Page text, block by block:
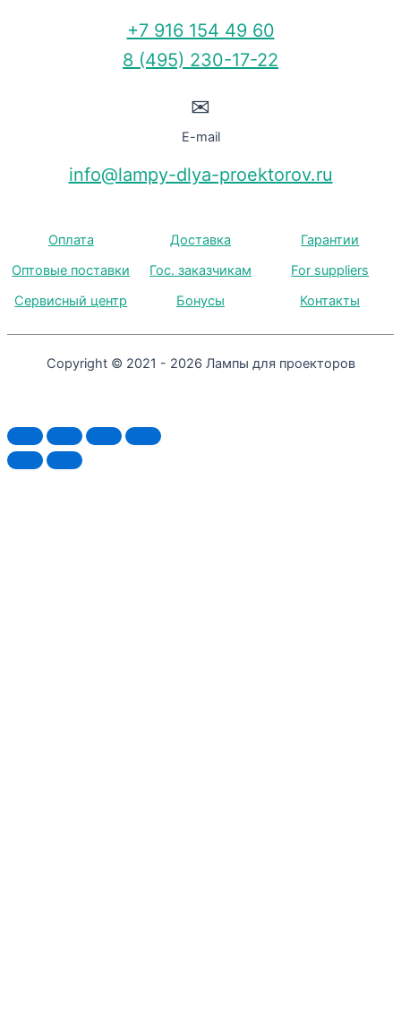
+7 916 154 49 60
8 (495) 230-17-22
✉
E-mail
info@lampy-dlya-proektorov.ru
Оплата Доставка
Гарантии
Оптовые поставки
Гос. заказчикам
For suppliers
Сервисный центр
Бонусы Контакты
Copyright © 2021 - 2026 Лампы для проекторов